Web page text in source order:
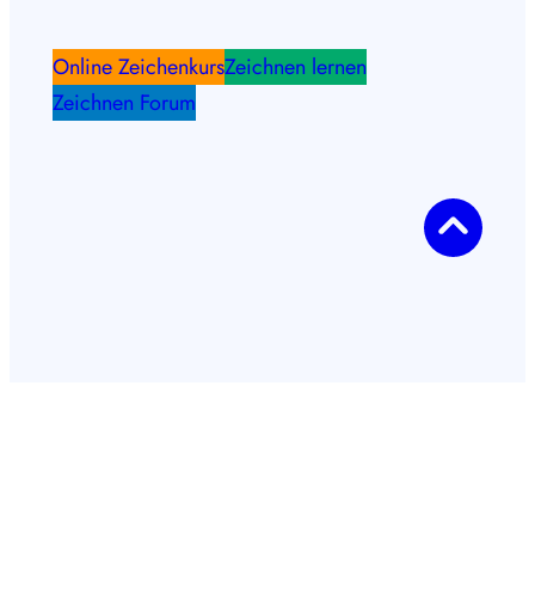
Online ZeichenkursZeichnen lernen
Zeichnen Forum